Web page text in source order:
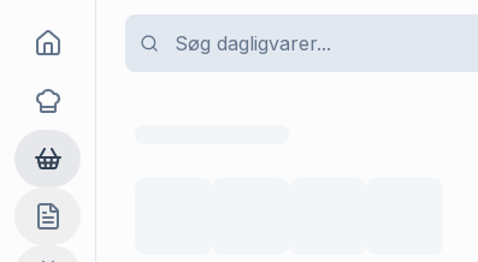
Goma
Opskrifter
Dagligvarer
Indkøbslisten